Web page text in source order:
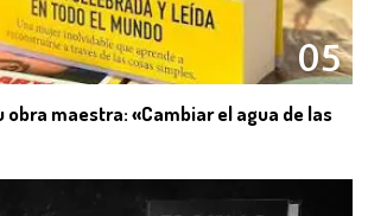
05
obra maestra: «Cambiar el agua de las